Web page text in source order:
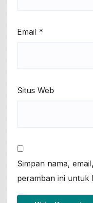
Email *
Situs Web
Simpan nama,
peramban ini untuk